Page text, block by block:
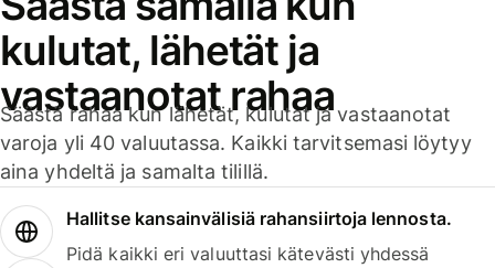
kulutat, lähetät ja
vastaanotat rahaa
Säästä rahaa kun lähetät, kulutat ja vastaanotat
varoja yli 40 valuutassa. Kaikki tarvitsemasi löytyy
aina yhdeltä ja samalta tilillä.
Hallitse kansainvälisiä rahansiirtoja lennosta.
Pidä kaikki eri valuuttasi kätevästi yhdessä